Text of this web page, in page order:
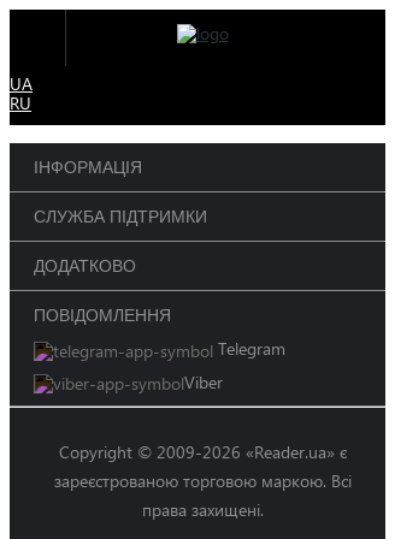
UA
RU
ІНФОРМАЦІЯ
СЛУЖБА ПІДТРИМКИ
ДОДАТКОВО
ПОВІДОМЛЕННЯ
Telegram
Viber
Copyright © 2009-2026 «Reader.ua» є
зареєстрованою торговою маркою. Всі
права захищені.